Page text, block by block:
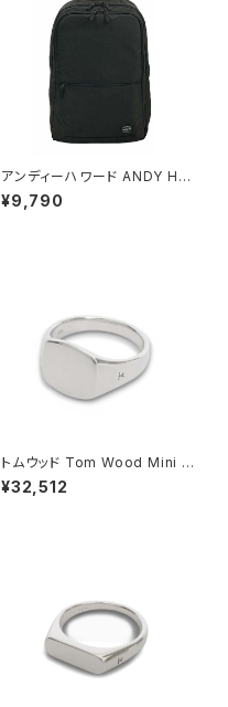
アンディーハワード ANDY HA
WARD ビジネスリュック 30L
大容量 2室 A3対応 ノートPC収
¥9,790
トムウッド Tom Wood Mini C
ushion リング 100771-52 シ
ルバー
¥32,512